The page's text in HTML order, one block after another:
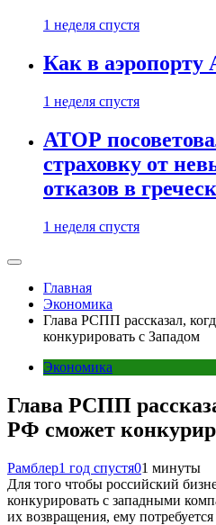
1 неделя спустя
Как в аэропорту
1 неделя спустя
АТОР
страховку от
отказов в
1 неделя спустя
Главная
Экономика
Глава РСПП рассказал,
конкурировать с Западом
Экономика
Глава РСПП
РФ сможет
Рамблер1 год спустя01 минуты
Для того чтобы российский
конкурировать с западными
их возвращения, ему потребуется